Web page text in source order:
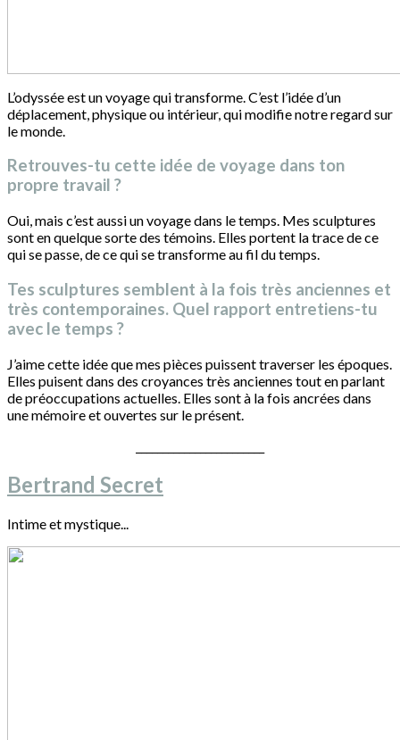
L’odyssée est un voyage qui transforme. C’est l’idée d’un
déplacement, physique ou intérieur, qui modifie notre regard sur
le monde.
Retrouves-tu cette idée de voyage dans ton
propre travail ?
Oui, mais c’est aussi un voyage dans le temps. Mes sculptures
sont en quelque sorte des témoins. Elles portent la trace de ce
qui se passe, de ce qui se transforme au fil du temps.
Tes sculptures semblent à la fois très anciennes et
très contemporaines. Quel rapport entretiens-tu
avec le temps ?
J’aime cette idée que mes pièces puissent traverser les époques.
Elles puisent dans des croyances très anciennes tout en parlant
de préoccupations actuelles. Elles sont à la fois ancrées dans
une mémoire et ouvertes sur le présent.
Bertrand Secret
Intime et mystique...